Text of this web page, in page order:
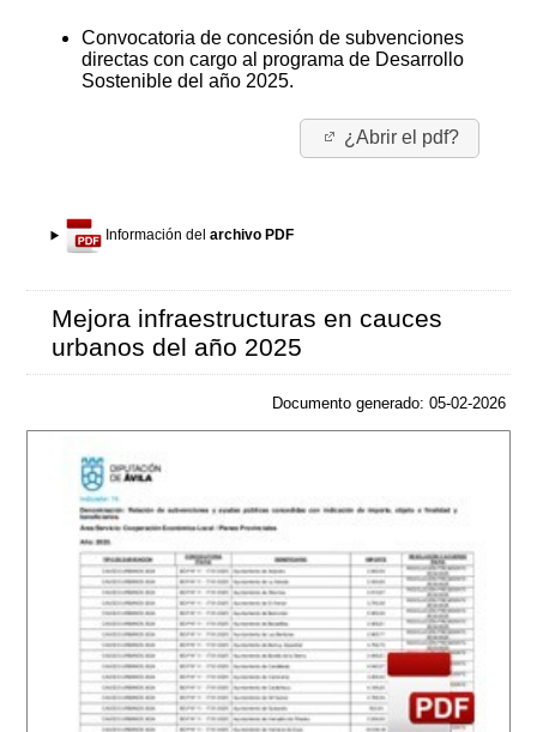
Convocatoria de concesión de subvenciones
directas con cargo al programa de Desarrollo
Sostenible del año 2025.
¿Abrir el pdf?
Información delarchivo PDF
Mejora infraestructuras en cauces
urbanos del año 2025
Documento generado: 05-02-2026